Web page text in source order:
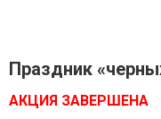
Праздник
АКЦИЯ ЗАВЕРШЕНА